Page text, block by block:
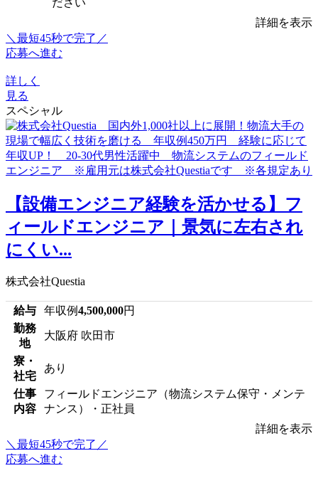
詳細を表示
＼最短45秒で完了／
応募へ進む
詳しく
見る
スペシャル
【設備エンジニア経験を活かせる】フ
ィールドエンジニア｜景気に左右され
にくい...
株式会社Questia
給与 年収例4,500,000円
勤務
地
大阪府 吹田市
寮・
社宅
あり
仕事
内容
フィールドエンジニア（物流システム保守・メンテ
ナンス）・正社員
詳細を表示
＼最短45秒で完了／
応募へ進む